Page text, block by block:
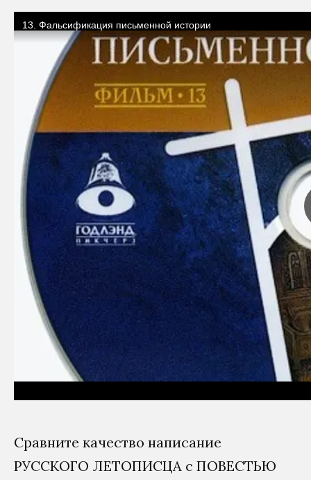
Сравните качество написание
РУССКОГО ЛЕТОПИСЦА с ПОВЕСТЬЮ